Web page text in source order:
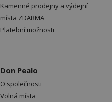
Kamenné prodejny a výdejní
místa ZDARMA
Platební možnosti
Don Pealo
O společnosti
Volná místa